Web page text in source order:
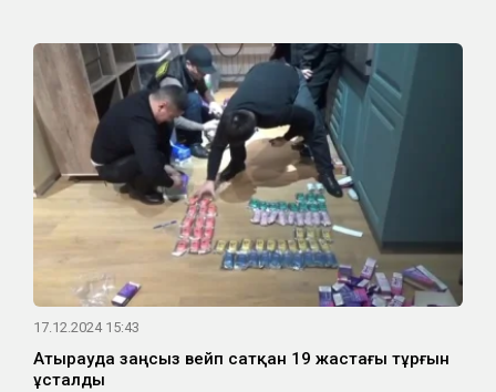
17.12.2024 15:43
Атырауда заңсыз вейп сатқан 19 жастағы тұрғын
ұсталды